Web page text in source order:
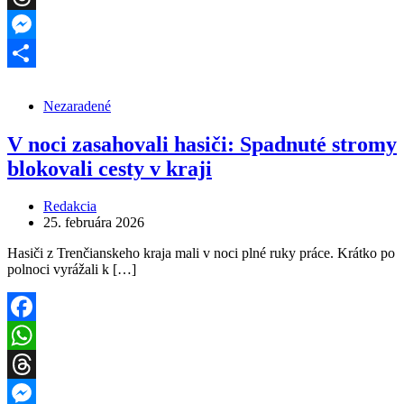
Threads
Messenger
Nezaradené
V noci zasahovali hasiči: Spadnuté stromy
blokovali cesty v kraji
Redakcia
25. februára 2026
Hasiči z Trenčianskeho kraja mali v noci plné ruky práce. Krátko po
polnoci vyrážali k […]
Facebook
WhatsApp
Threads